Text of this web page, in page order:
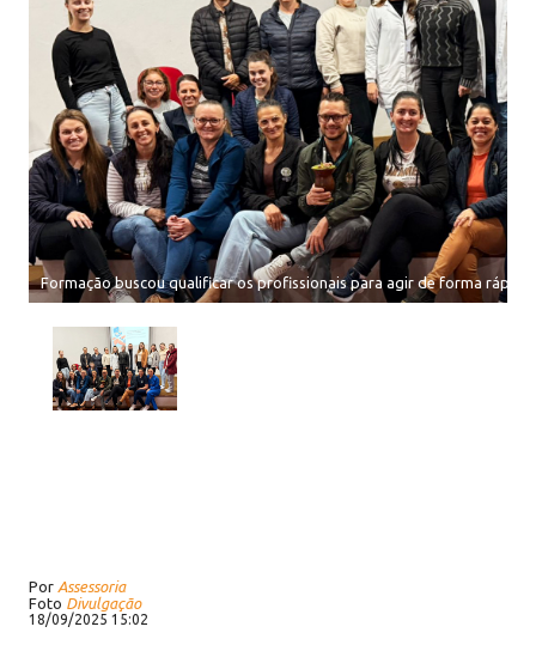
Formação buscou qualificar os profissionais para agir de forma rápida
Por Assessoria
Foto Divulgação
18/09/2025 15:02